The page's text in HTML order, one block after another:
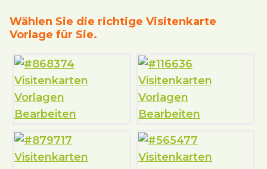
Wählen Sie die richtige Visitenkarte
Vorlage für Sie.